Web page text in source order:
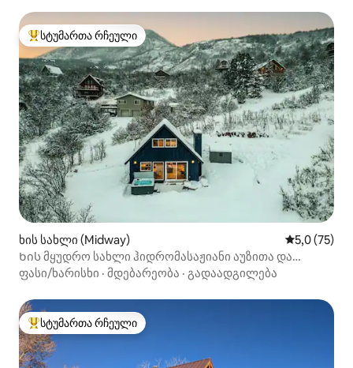
სტუმართა რჩეული მოწინავე ვარიანტი
სტუმართა რჩეული
ხის სახლი (Midway) საშუალო
5,0 (75)
Ხის მყუდრო სახლი ჰიდრომასაჟიანი აუზითა და
ხედებით
ფასი/ხარისხი · მდებარეობა · გადაადგილება
სტუმართა რჩეული მოწინავე ვარიანტი
სტუმართა რჩეული